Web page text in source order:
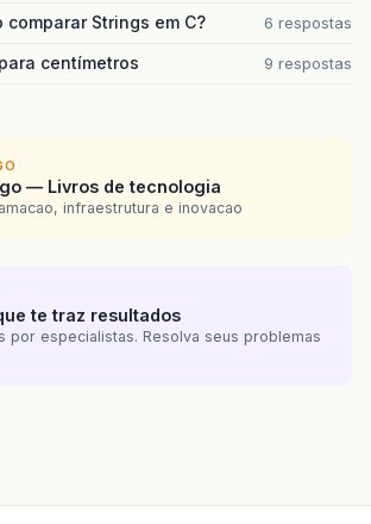
comparar Strings em C? 6 respostas
centímetros 9 respostas
— Livros de tecnologia
infraestrutura e inovacao
te traz resultados
por especialistas. Resolva seus problemas